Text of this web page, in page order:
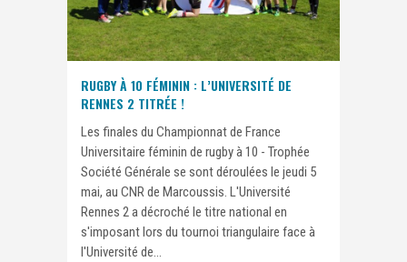
RUGBY À 10 FÉMININ : L’UNIVERSITÉ DE
RENNES 2 TITRÉE !
Les finales du Championnat de France
Universitaire féminin de rugby à 10 - Trophée
Société Générale se sont déroulées le jeudi 5
mai, au CNR de Marcoussis. L'Université
Rennes 2 a décroché le titre national en
s'imposant lors du tournoi triangulaire face à
l'Université de...